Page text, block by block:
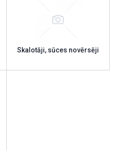
Skalotāji, sūces novērsēji